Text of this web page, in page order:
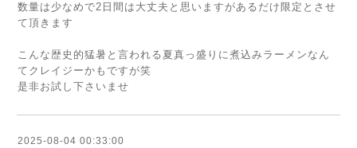
数量は少なめで2日間は大丈夫と思いますがあるだけ限定とさせ
て頂きます
こんな歴史的猛暑と言われる夏真っ盛りに煮込みラーメンなん
てクレイジーかもですが笑
是非お試し下さいませ
2025-08-04 00:33:00